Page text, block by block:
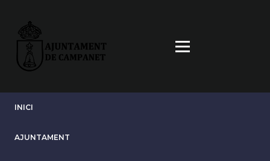
contingut
INICI
AJUNTAMENT